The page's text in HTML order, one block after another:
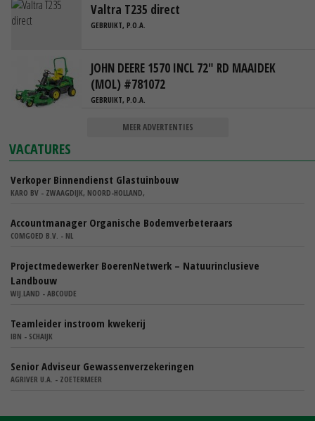
Valtra T235 direct
GEBRUIKT, P.O.A.
JOHN DEERE 1570 INCL 72" RD MAAIDEK
(MOL) #781072
GEBRUIKT, P.O.A.
MEER ADVERTENTIES
VACATURES
Verkoper Binnendienst Glastuinbouw
KARO BV - ZWAAGDIJK, NOORD-HOLLAND,
Accountmanager Organische Bodemverbeteraars
COMGOED B.V. - NL
Projectmedewerker BoerenNetwerk – Natuurinclusieve
Landbouw
WIJ.LAND - ABCOUDE
Teamleider instroom kwekerij
IBN - SCHAIJK
Senior Adviseur Gewassenverzekeringen
AGRIVER U.A. - ZOETERMEER